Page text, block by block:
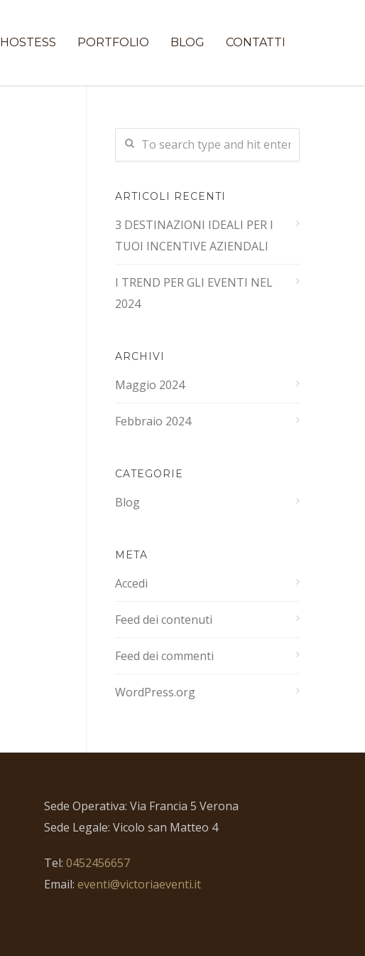
HOSTESS PORTFOLIO BLOG CONTATTI
ARTICOLI RECENTI
3 DESTINAZIONI IDEALI PER I
TUOI INCENTIVE AZIENDALI
I TREND PER GLI EVENTI NEL
2024
ARCHIVI
Maggio 2024
Febbraio 2024
CATEGORIE
Blog
META
Accedi
Feed dei contenuti
Feed dei commenti
WordPress.org
Sede Operativa: Via Francia 5 Verona
Sede Legale: Vicolo san Matteo 4
Tel: 0452456657
Email: eventi@victoriaeventi.it